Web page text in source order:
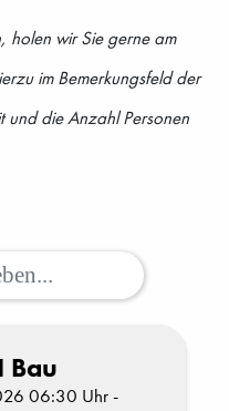
holen wir Sie gerne am
im Bemerkungsfeld der
und die Anzahl Personen
Bau
06:30 Uhr -